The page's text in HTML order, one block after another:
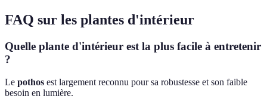
FAQ sur les plantes d'intérieur
Quelle plante d'intérieur est la plus facile à entretenir
?
Le pothos est largement reconnu pour sa robustesse et son faible
besoin en lumière.